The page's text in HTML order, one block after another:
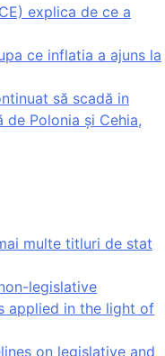
explica de ce a
ce inflatia a ajuns la
să scadă in
Polonia și Cehia,
multe titluri de stat
legislative
applied in the light of
on legislative and